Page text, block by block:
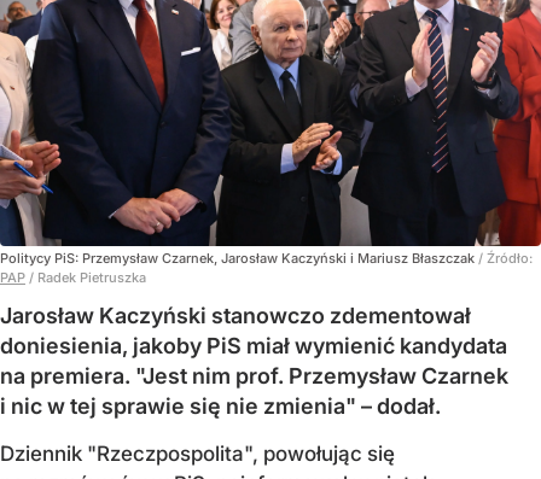
Politycy PiS: Przemysław Czarnek, Jarosław Kaczyński i Mariusz Błaszczak / Źródło:
PAP / Radek Pietruszka
Jarosław Kaczyński stanowczo zdementował
doniesienia, jakoby PiS miał wymienić kandydata
na premiera. "Jest nim prof. Przemysław Czarnek
i nic w tej sprawie się nie zmienia" – dodał.
Dziennik "Rzeczpospolita", powołując się